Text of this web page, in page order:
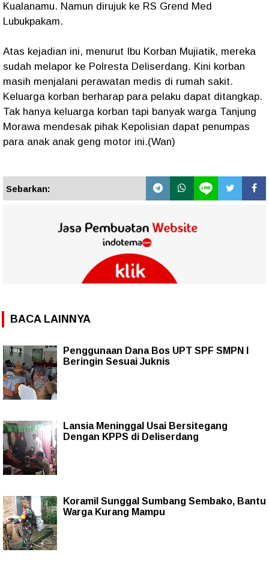
Kualanamu. Namun dirujuk ke RS Grend Med
Lubukpakam.
Atas kejadian ini, menurut Ibu Korban Mujiatik, mereka
sudah melapor ke Polresta Deliserdang. Kini korban
masih menjalani perawatan medis di rumah sakit.
Keluarga korban berharap para pelaku dapat ditangkap.
Tak hanya keluarga korban tapi banyak warga Tanjung
Morawa mendesak pihak Kepolisian dapat penumpas
para anak anak geng motor ini.(Wan)
Sebarkan:
BACA LAINNYA
Penggunaan Dana Bos UPT SPF SMPN I
Beringin Sesuai Juknis
Lansia Meninggal Usai Bersitegang
Dengan KPPS di Deliserdang
Koramil Sunggal Sumbang Sembako, Bantu
Warga Kurang Mampu